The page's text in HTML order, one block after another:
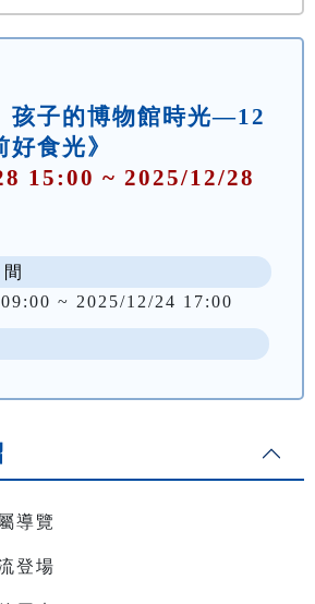
孩子的博物館時光—12
食光》
15:00 ~ 2025/12/28
~ 2025/12/24 17:00
導覽
登場